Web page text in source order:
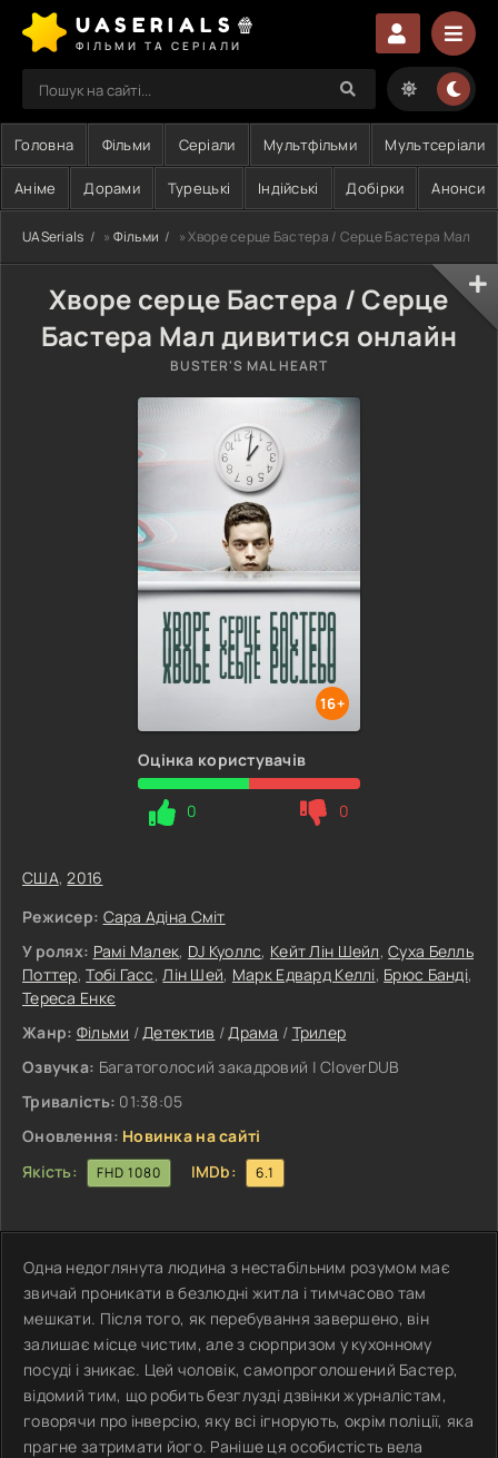
UASERIALS🍿
ФІЛЬМИ ТА СЕРІАЛИ
Головна Фільми Серіали Мультфільми Мультсеріали
Аніме Дорами Турецькі Індійські Добірки Анонси
UASerials » Фільми » Хворе серце Бастера / Серце Бастера Мал
Хворе серце Бастера / Серце
Бастера Мал дивитися онлайн
BUSTER'S MAL HEART
16+
Оцінка користувачів
0 0
США,2016
Режисер: Сара Адіна Сміт
У ролях: Рамі Малек, DJ Куоллс, Кейт Лін Шейл,Суха Белль
Поттер,Тобі Гасс,Лін Шей, Марк Едвард Келлі, Брюс Банді,
Тереса Енкє
Жанр: Фільми /Детектив /Драма / Трилер
Озвучка: Багатоголосий закадровий | CloverDUB
Тривалість: 01:38:05
Оновлення: Новинка на сайті
Якість:
FHD 1080 IMDb: 6.1
Одна недоглянута людина з нестабільним розумом має
звичай проникати в безлюдні житла і тимчасово там
мешкати. Після того, як перебування завершено, він
залишає місце чистим, але з сюрпризом у кухонному
посуді і зникає. Цей чоловік, самопроголошений Бастер,
відомий тим, що робить безглузді дзвінки журналістам,
говорячи про інверсію, яку всі ігнорують, окрім поліції, яка
прагне затримати його. Раніше ця особистість вела